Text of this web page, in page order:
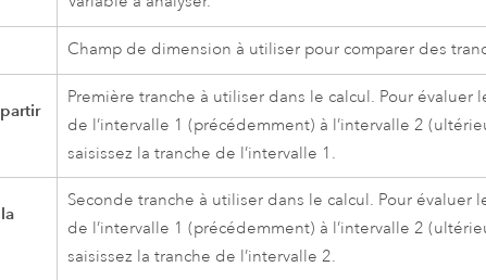
Champ de dimension à utiliser pour comparer des
Première tranche à utiliser dans le calcul. Pour évaluer
de l’intervalle 1 (précédemment) à l’intervalle 2
saisissez la tranche de l’intervalle 1.
Seconde tranche à utiliser dans le calcul. Pour évaluer
de l’intervalle 1 (précédemment) à l’intervalle 2
saisissez la tranche de l’intervalle 2.